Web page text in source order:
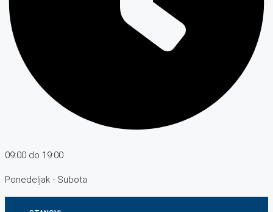
09:00 do 19:00
Ponedeljak - Subota